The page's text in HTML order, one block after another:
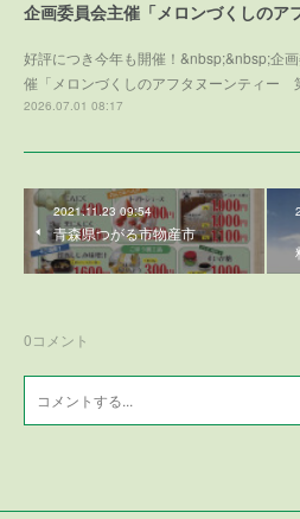
好評につき今年も開催！&nbsp;&nbsp;企
催「メロンづくしのアフタヌーンティー
2026.07.01 08:17
2021.11.23 09:54
青森県つがる市物産市
0コメント